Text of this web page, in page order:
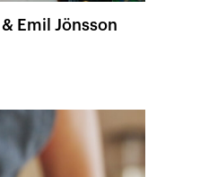
Emil Jönsson